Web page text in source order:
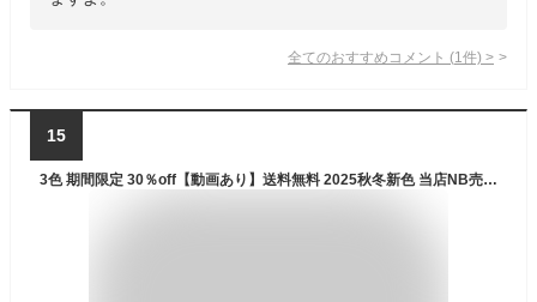
全てのおすすめコメント (1 件) >
15
3色 期間限定 30％off【動画あり】送料無料 2025秋冬新色 当店NB売れ筋 NO,1 ニューバランス レディース スニーカー new balance WL373 ML373 ローカット カジュアル シューズ 靴 通学 スクール 学生 通勤 歩きやすい